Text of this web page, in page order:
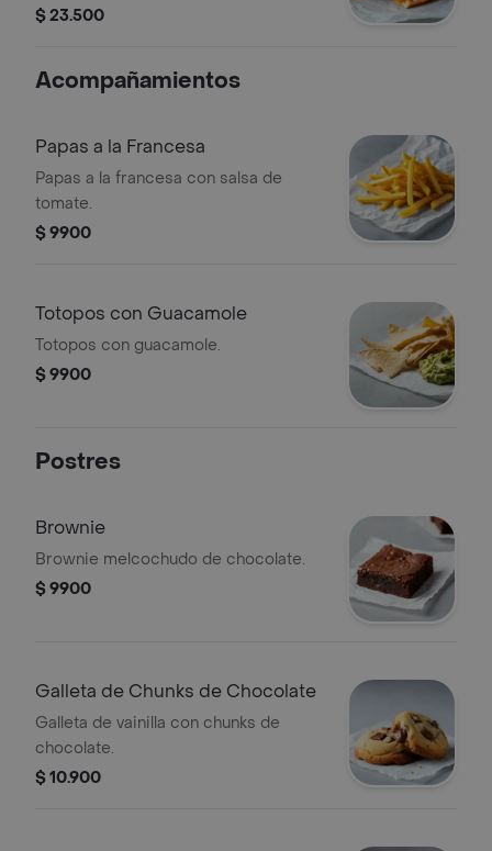
lechuga y salsa de ajo.
$ 23.500
Acompañamientos
Papas a la Francesa
Papas a la francesa con salsa de
tomate.
$ 9900
Totopos con Guacamole
Totopos con guacamole.
$ 9900
Postres
Brownie
Brownie melcochudo de chocolate.
$ 9900
Galleta de Chunks de Chocolate
Galleta de vainilla con chunks de
chocolate.
$ 10.900